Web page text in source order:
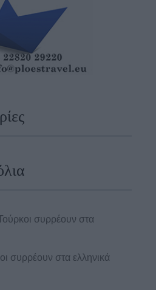
Τούρκοι συρρέουν στα
συρρέουν στα ελληνικά